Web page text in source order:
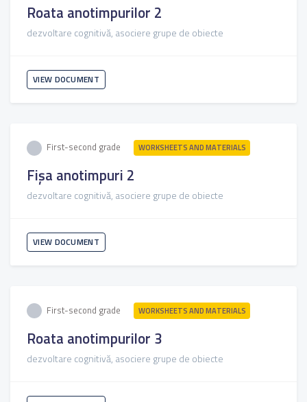
Roata anotimpurilor 2
dezvoltare cognitivă, asociere grupe de obiecte
VIEW DOCUMENT
First-second grade WORKSHEETS AND MATERIALS
Fișa anotimpuri 2
dezvoltare cognitivă, asociere grupe de obiecte
VIEW DOCUMENT
First-second grade WORKSHEETS AND MATERIALS
Roata anotimpurilor 3
dezvoltare cognitivă, asociere grupe de obiecte